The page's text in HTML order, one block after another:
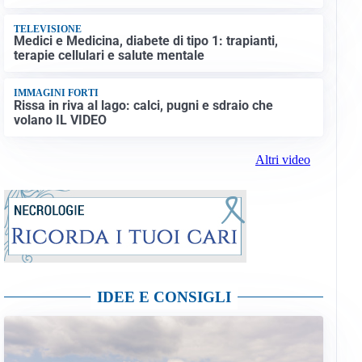
TELEVISIONE
Medici e Medicina, diabete di tipo 1: trapianti,
terapie cellulari e salute mentale
IMMAGINI FORTI
Rissa in riva al lago: calci, pugni e sdraio che
volano IL VIDEO
Altri video
IDEE E CONSIGLI